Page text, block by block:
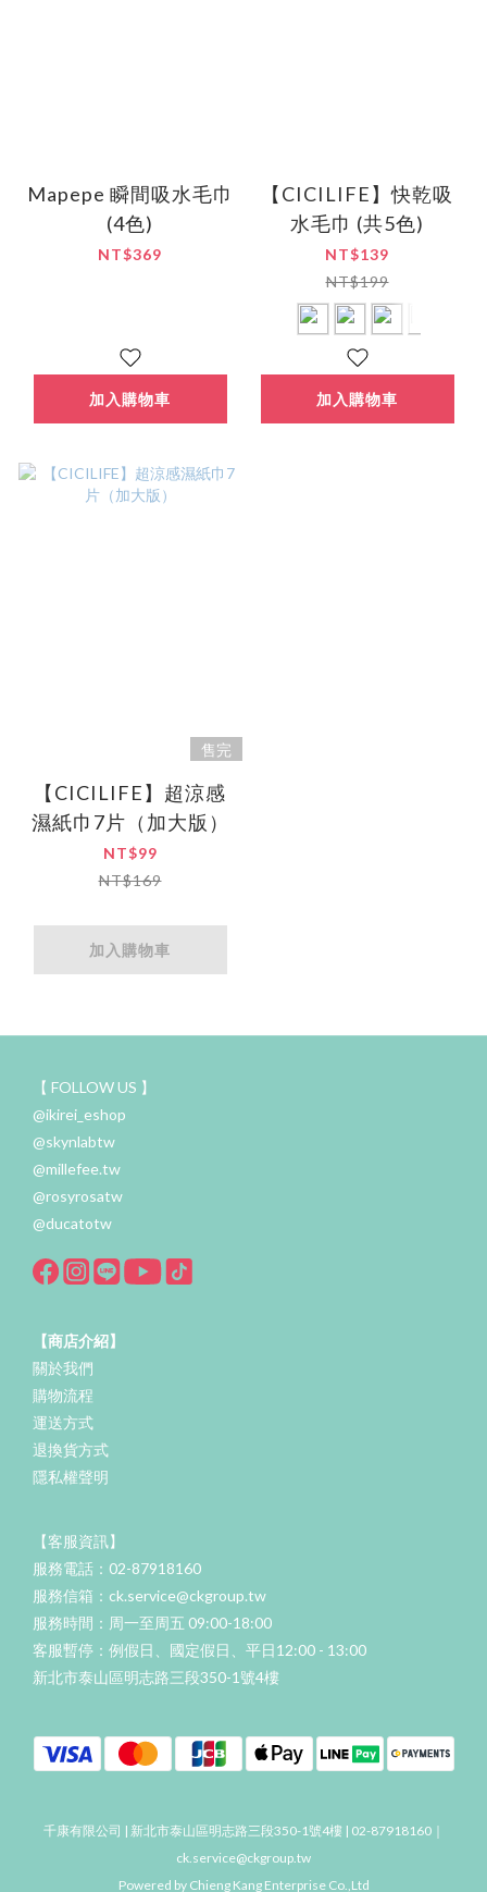
Mapepe 瞬間吸水毛巾
(4色)
NT$369
加入購物車
【CICILIFE】快乾吸
水毛巾 (共5色)
NT$139
NT$199
加入購物車
售完
【CICILIFE】超涼感
濕紙巾7片（加大版）
NT$99
NT$169
加入購物車
【 FOLLOW US 】
@ikirei_eshop
@skynlabtw
@millefee.tw
@rosyrosatw
@ducatotw
【商店介紹】
關於我們
購物流程
運送方式
退換貨方式
隱私權聲明
【客服資訊】
服務電話：02-87918160
服務信箱：ck.service@ckgroup.tw
服務時間：周一至周五 09:00-18:00
客服暫停：例假日、國定假日、平日12:00 - 13:00
新北市泰山區明志路三段350-1號4樓
千康有限公司 | 新北市泰山區明志路三段350-1號4樓 | 02-87918160｜
ck.service@ckgroup.tw
Powered by Chieng Kang Enterprise Co.,Ltd